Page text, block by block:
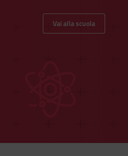
Vai alla scuola